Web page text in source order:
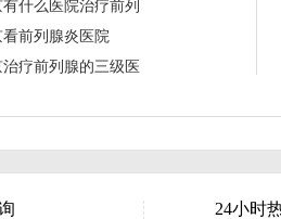
什么医院治疗前列
看前列腺炎医院
治疗前列腺的三级医
24小时